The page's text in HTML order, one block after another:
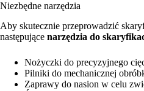
Niezbędne narzędzia
Aby skutecznie przeprowadzić
następujące narzędzia do
Nożyczki do precyzyjnego
Pilniki do mechanicznej
Zaprawy do nasion w celu